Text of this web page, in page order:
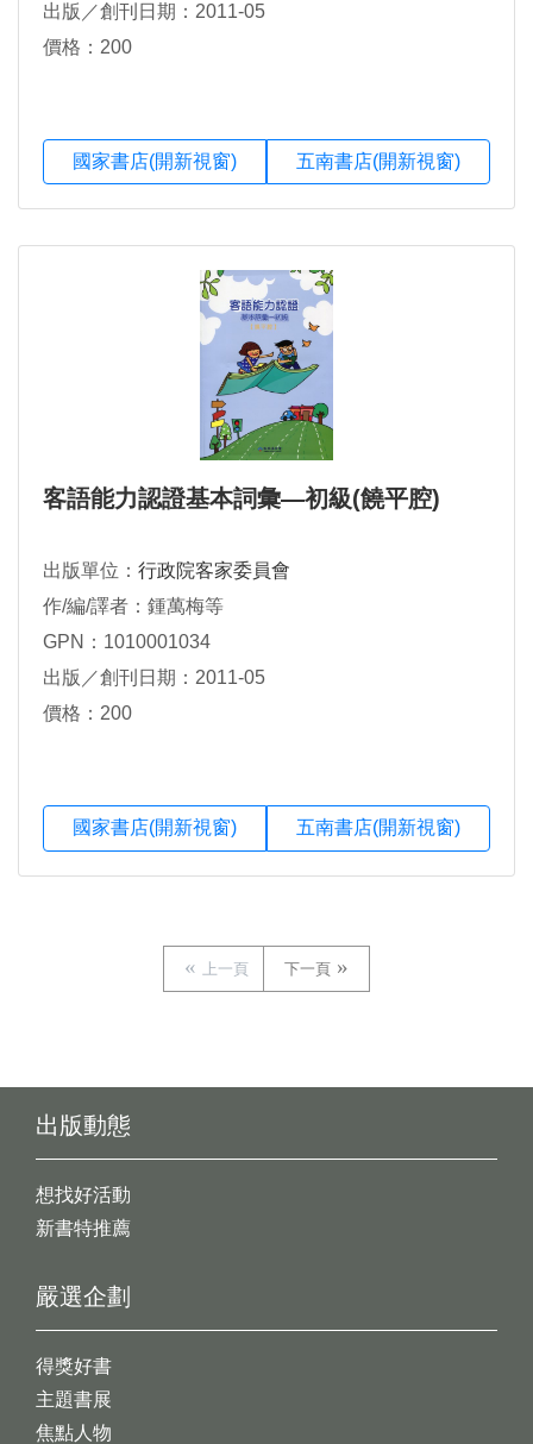
出版／創刊日期：2011-05
價格：200
國家書店(開新視窗) 五南書店(開新視窗)
客語能力認證基本詞彙―初級(饒平腔)
出版單位： 行政院客家委員會
作/編/譯者：鍾萬梅等
GPN：1010001034
出版／創刊日期：2011-05
價格：200
國家書店(開新視窗) 五南書店(開新視窗)
上一頁 下一頁
出版動態
想找好活動
新書特推薦
嚴選企劃
得獎好書
主題書展
焦點人物